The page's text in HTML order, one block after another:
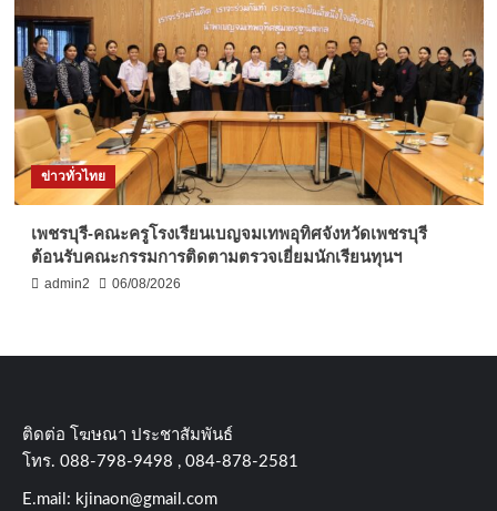
ข่าวทั่วไทย
เพชรบุรี-คณะครูโรงเรียนเบญจมเทพอุทิศจังหวัดเพชรบุรี
ต้อนรับคณะกรรมการติดตามตรวจเยี่ยมนักเรียนทุนฯ
admin2 06/08/2026
ติดต่อ​ โฆษณา​ ประชาสัมพันธ์
โทร​. 088-798-9498 , 084-878-2581
E.mail: kjinaon@gmail.com